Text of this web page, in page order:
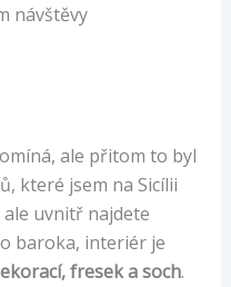
návštěvy
ale přitom to byl
které jsem na Sicílii
uvnitř najdete
baroka, interiér je
fresek a soch.